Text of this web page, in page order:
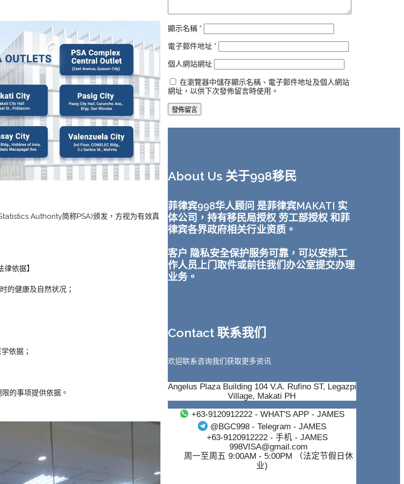
Authority简称PSA)颁发，方视为有效真
依据】
的健康及自然状况；
依据；
的事项提供依据。
顯示名稱 *
電子郵件地址 *
個人網站網址
在瀏覽器中儲存顯示名稱、電子郵件地址及個人網站
網址，以供下次發佈留言時使用。
About Us 关于998移民
菲律宾998华人顾问 是菲律宾MAKATI 实
体公司，持有移民局授权 劳工部授权 和菲
律宾各界政府相关行业资质。
客户 隐私安全保护服务可靠，可以安排工
作人员上门取件或前往我们办公室提交办理
业务。
Contact 联系我们
欢迎联系咨询我们获取更多资讯
Angelus Plaza Building 104 V.A. Rufino ST, Legazpi
Village, Makati PH
+63-9120912222 - WHAT'S APP - JAMES
@BGC998- Telegram - JAMES
+63-9120912222 - 手机 - JAMES
998VISA@gmail.com
周一至周五 9:00AM - 5:00PM （法定节假日休
业)